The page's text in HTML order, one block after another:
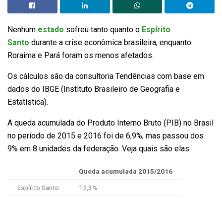
Nenhum estado sofreu tanto quanto o Espírito
Santo durante a crise econômica brasileira, enquanto
Roraima e Pará foram os menos afetados.
Os cálculos são da consultoria Tendências com base em
dados do IBGE (Instituto Brasileiro de Geografia e
Estatística).
A queda acumulada do Produto Interno Bruto (PIB) no Brasil
no período de 2015 e 2016 foi de 6,9%, mas passou dos
9% em 8 unidades da federação. Veja quais são elas:
Queda acumulada 2015/2016
Espírito Santo 12,3%